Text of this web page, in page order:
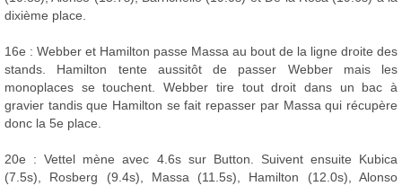
dixième place.
16e : Webber et Hamilton passe Massa au bout de la ligne droite des
stands. Hamilton tente aussitôt de passer Webber mais les
monoplaces se touchent. Webber tire tout droit dans un bac à
gravier tandis que Hamilton se fait repasser par Massa qui récupère
donc la 5e place.
20e : Vettel mène avec 4.6s sur Button. Suivent ensuite Kubica
(7.5s), Rosberg (9.4s), Massa (11.5s), Hamilton (12.0s), Alonso